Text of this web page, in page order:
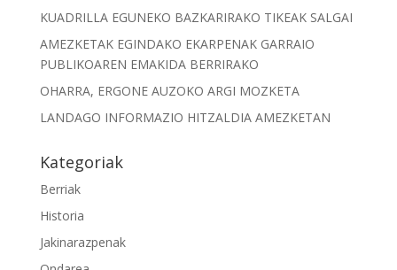
KUADRILLA EGUNEKO BAZKARIRAKO TIKEAK SALGAI
AMEZKETAK EGINDAKO EKARPENAK GARRAIO
PUBLIKOAREN EMAKIDA BERRIRAKO
OHARRA, ERGONE AUZOKO ARGI MOZKETA
LANDAGO INFORMAZIO HITZALDIA AMEZKETAN
Kategoriak
Berriak
Historia
Jakinarazpenak